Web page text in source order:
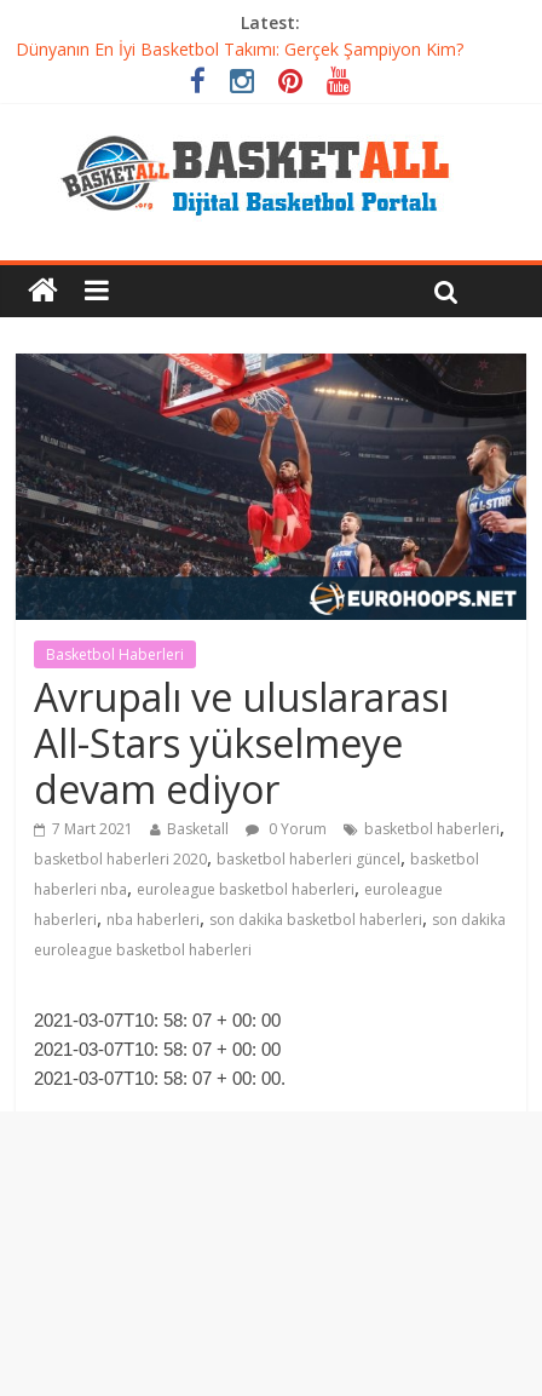
Latest:
Dünyanın En İyi Basketbol Takımı: Gerçek Şampiyon Kim?
Etkili Basketbol Antrenmanı Nasıl Olmalı
Basketbolcu Beslenmesi: Performansı Artıran Bilimsel
Basketbolda Şut Antrenmanı ve Grafik Oluşturma
Iverson’dan Kyrie’e: Top Sürme Sanatının Dramatik Evrimi
Basketbol Haberleri
Avrupalı ​​ve uluslararası
All-Stars yükselmeye
devam ediyor
7 Mart 2021 Basketall 0 Yorum basketbol haberleri,
basketbol haberleri 2020, basketbol haberleri güncel, basketbol
haberleri nba, euroleague basketbol haberleri, euroleague
haberleri, nba haberleri, son dakika basketbol haberleri, son dakika
euroleague basketbol haberleri
2021-03-07T10: 58: 07 + 00: 00
2021-03-07T10: 58: 07 + 00: 00
2021-03-07T10: 58: 07 + 00: 00.